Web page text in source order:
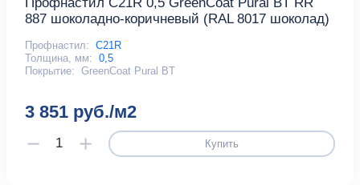
887 шоколадно-коричневый (RAL 8017 шоколад)
Профнастил: С21R
Толщина, мм: 0,5
Покрытие: GreenCoat Pural BT
3 851 руб./м2
Купить